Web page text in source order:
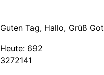
Guten Tag, Hallo, Grüß
Heute: 692
3272141